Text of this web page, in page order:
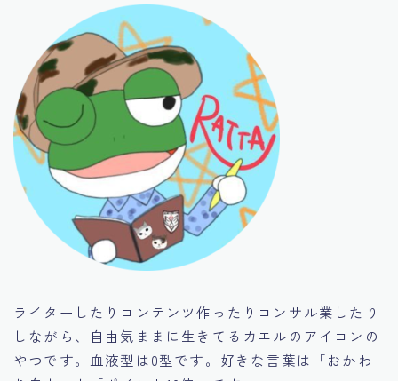
ライターしたりコンテンツ作ったりコンサル業したり
しながら、自由気ままに生きてるカエルのアイコンの
やつです。血液型は0型です。好きな言葉は「おかわ